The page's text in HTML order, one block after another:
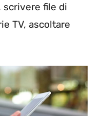
scrivere file di
TV, ascoltare